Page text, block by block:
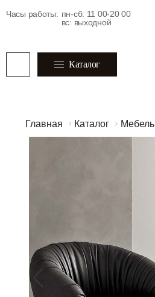
Часы работы: пн-сб: 11 00-20 00
вс: выходной
Каталог
Главная Каталог Мебель